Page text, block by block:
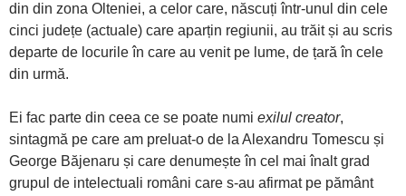
din din zona Olteniei, a celor care, născuți într-unul din cele
cinci județe (actuale) care aparțin regiunii, au trăit și au scris
departe de locurile în care au venit pe lume, de țară în cele
din urmă.
Ei fac parte din ceea ce se poate numi exilul creator,
sintagmă pe care am preluat-o de la Alexandru Tomescu și
George Băjenaru și care denumește în cel mai înalt grad
grupul de intelectuali români care s-au afirmat pe pământ